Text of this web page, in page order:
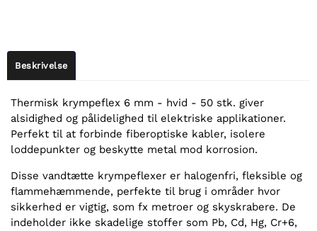
Beskrivelse
Thermisk krympeflex 6 mm - hvid - 50 stk. giver
alsidighed og pålidelighed til elektriske applikationer.
Perfekt til at forbinde fiberoptiske kabler, isolere
loddepunkter og beskytte metal mod korrosion.
Disse vandtætte krympeflexer er halogenfri, fleksible og
flammehæmmende, perfekte til brug i områder hvor
sikkerhed er vigtig, som fx metroer og skyskrabere. De
indeholder ikke skadelige stoffer som Pb, Cd, Hg, Cr+6,